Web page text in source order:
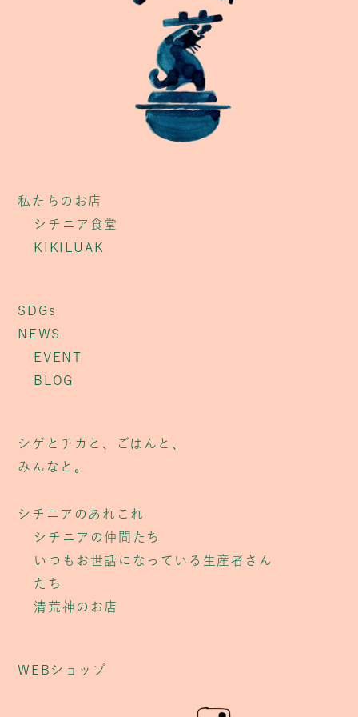
私たちのお店
シチニア食堂
KIKILUAK
SDGs
NEWS
EVENT
BLOG
シゲとチカと、ごはんと、
みんなと。
シチニアのあれこれ
シチニアの仲間たち
いつもお世話になっている生産者さん
たち
清荒神のお店
WEBショップ